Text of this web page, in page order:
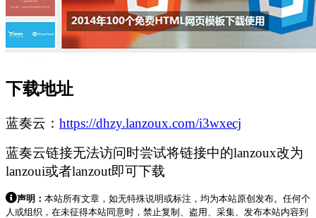
下载地址
蓝奏云： https://dhzy.lanzoux.com/i3wxecj
蓝奏云链接无法访问时尝试将链接中的lanzoux改为
lanzoui或者lanzout即可下载
声明： 本站所有文章，如无特殊说明或标注，均为本站原创发布。任何个
人或组织，在未征得本站同意时，禁止复制、盗用、采集、发布本站内容到